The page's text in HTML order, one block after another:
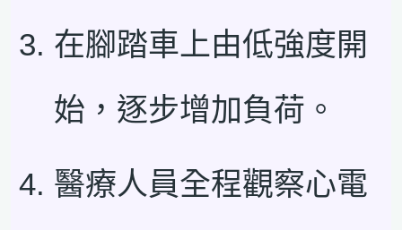
在腳踏車上由低強度開
始，逐步增加負荷。
醫療人員全程觀察心電